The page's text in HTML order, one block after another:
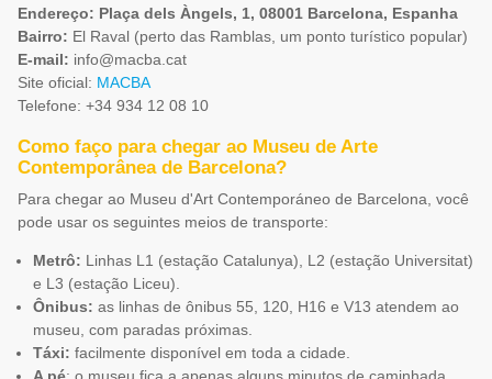
Endereço: Plaça dels Àngels, 1, 08001 Barcelona, Espanha
Bairro: El Raval (perto das Ramblas, um ponto turístico popular)
E-mail: info@macba.cat
Site oficial: MACBA
Telefone: +34 934 12 08 10
Como faço para chegar ao Museu de Arte
Contemporânea de Barcelona?
Para chegar ao Museu d'Art Contemporáneo de Barcelona, você
pode usar os seguintes meios de transporte:
Metrô: Linhas L1 (estação Catalunya), L2 (estação Universitat)
e L3 (estação Liceu).
Ônibus: as linhas de ônibus 55, 120, H16 e V13 atendem ao
museu, com paradas próximas.
Táxi: facilmente disponível em toda a cidade.